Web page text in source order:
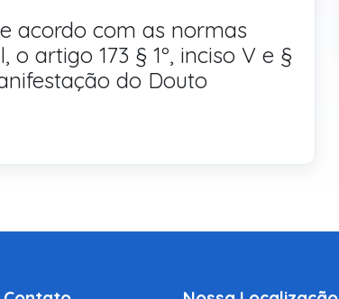
acordo com as normas
artigo 173 § 1º, inciso V e §
do Douto